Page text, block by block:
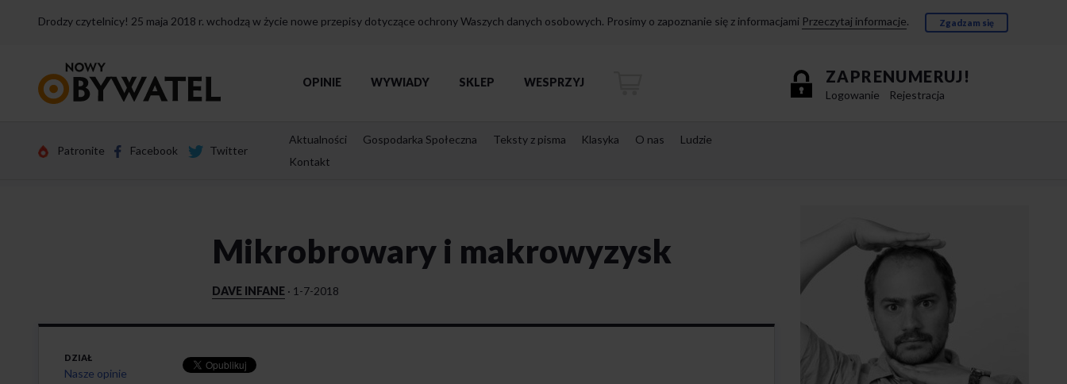
Drodzy czytelnicy! 25 maja 2018 r. wchodzą w życie nowe przepisy dotyczące ochrony Waszych danych osobowych. Prosimy o zapoznanie się z informacjami Przeczytaj informacje. Zgadzam się
strony
ZAPRENUMERUJ!
Logowanie Rejestracja
OPINIE WYWIADY SKLEP WESPRZYJ
Patronite Facebook Twitter
Aktualności Gospodarka Społeczna Teksty z pisma Klasyka O nas
Ludzie
Kontakt
Mikrobrowary i makrowyzysk
DAVE INFANE · 1-7-2018
DZIAŁ
Nasze opinie